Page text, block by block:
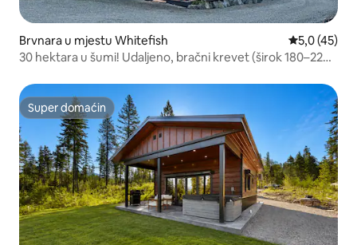
Brvnara u mjestu Whitefish prosječna
5,0 (45)
30 hektara u šumi! Udaljeno, bračni krevet (širok 180–220
Super domaćin
Super domaćin